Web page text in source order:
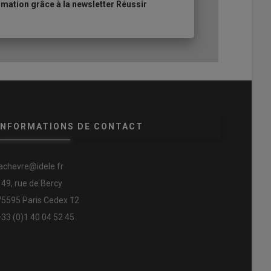
grâce à la newsletter Réussir
INFORMATIONS DE CONTACT
rue de Bercy
Paris Cedex 12
(0)1 40 04 52 45